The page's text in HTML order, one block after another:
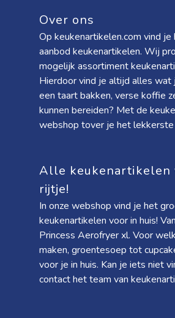
Over ons
Op keukenartikelen.com vind
aanbod keukenartikelen. Wij
mogelijk assortiment
Hierdoor vind je altijd alles
een taart bakken, verse koffie
kunnen bereiden? Met de
webshop tover je het
Alle keukenartikelen
rijtje!
In onze webshop vind je het
keukenartikelen voor in huis! Van
Princess Aerofryer xl. Voor
maken, groentesoep tot
voor je in huis. Kan je iets niet
contact het team van